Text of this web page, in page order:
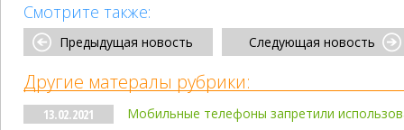
Смотрите также:
Предыдущая новость Следующая новость
Другие матералы рубрики:
13.02.2021
Мобильные телефоны запретили